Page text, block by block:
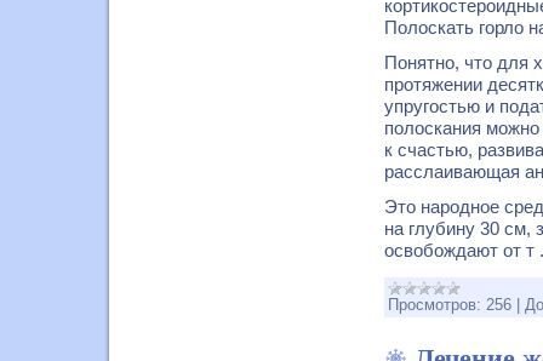
Полоскать горло
Понятно, что для
протяжении
упругостью и
полоскания
к счастью,
расслаивающая
Это народное
на глубину 30 см,
освобождают от т
Просмотров: 256